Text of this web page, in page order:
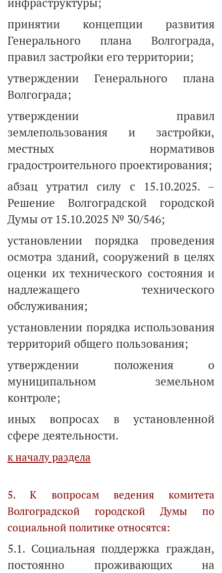
принятии концепции развития
Генерального плана Волгограда,
правил застройки его территории;
утверждении Генерального плана
Волгограда;
утверждении правил
землепользования и застройки,
местных нормативов
градостроительного проектирования;
абзац утратил силу с 15.10.2025. –
Решение Волгоградской городской
Думы от 15.10.2025 № 30/546;
установлении порядка проведения
осмотра зданий, сооружений в целях
оценки их технического состояния и
надлежащего технического
обслуживания;
установлении порядка использования
территорий общего пользования;
утверждении положения о
муниципальном земельном
контроле;
иных вопросах в установленной
сфере деятельности.
к началу раздела
5. К вопросам ведения комитета
Волгоградской городской Думы по
социальной политике относятся:
5.1. Социальная поддержка граждан,
постоянно проживающих на